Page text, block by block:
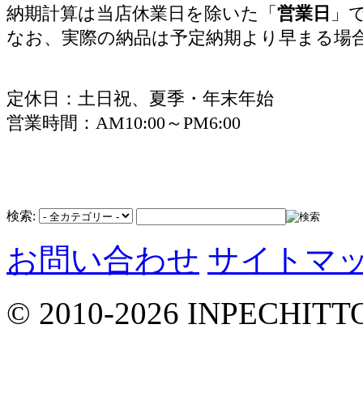
納期計算は当店休業日を除いた「 営業日 」
なお、実際の納品は予定納期より早まる場
定休日：土日祝、夏季・年末年始
営業時間：AM10:00～PM6:00
検索:
お問い合わせ サイトマ
© 2010-2026